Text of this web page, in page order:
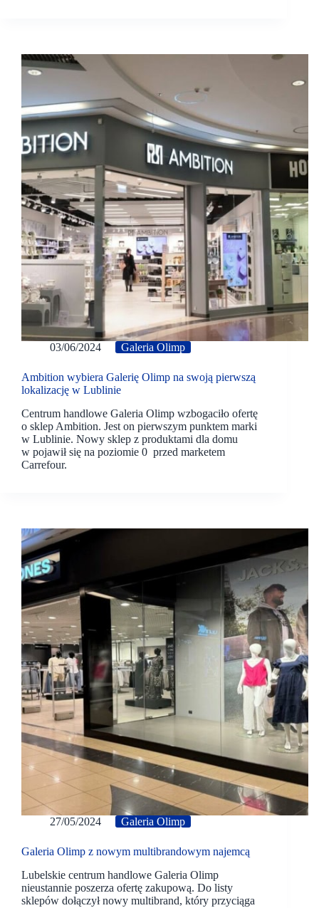
03/06/2024 Galeria Olimp
Ambition wybiera Galerię Olimp na swoją pierwszą
lokalizację w Lublinie
Centrum handlowe Galeria Olimp wzbogaciło ofertę
o sklep Ambition. Jest on pierwszym punktem marki
w Lublinie. Nowy sklep z produktami dla domu
w pojawił się na poziomie 0 przed marketem
Carrefour.
27/05/2024 Galeria Olimp
Galeria Olimp z nowym multibrandowym najemcą
Lubelskie centrum handlowe Galeria Olimp
nieustannie poszerza ofertę zakupową. Do listy
sklepów dołączył nowy multibrand, który przyciąga